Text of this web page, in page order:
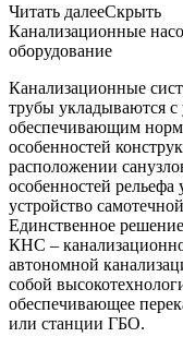
Читать далееСкрыть
Канализационные
оборудование
Канализационные
трубы укладываются
обеспечивающим
особенностей
расположении
особенностей рельефа
устройство
Единственное
КНС –
автономной
собой
обеспечивающее
или станции ГБО.